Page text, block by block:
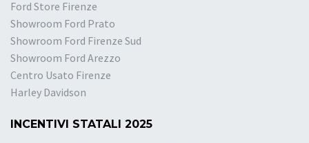
Ford Store Firenze
Showroom Ford Prato
Showroom Ford Firenze Sud
Showroom Ford Arezzo
Centro Usato Firenze
Harley Davidson
INCENTIVI STATALI 2025